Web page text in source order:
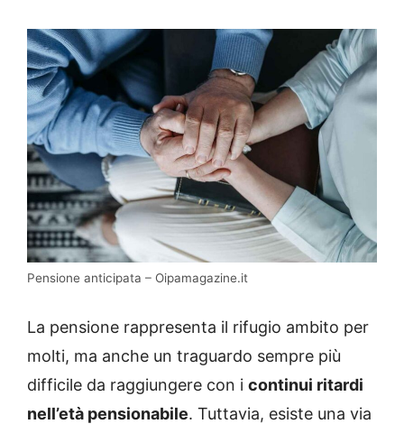
Pensione anticipata – Oipamagazine.it
La pensione rappresenta il rifugio ambito per
molti, ma anche un traguardo sempre più
difficile da raggiungere con i continui ritardi
nell’età pensionabile. Tuttavia, esiste una via